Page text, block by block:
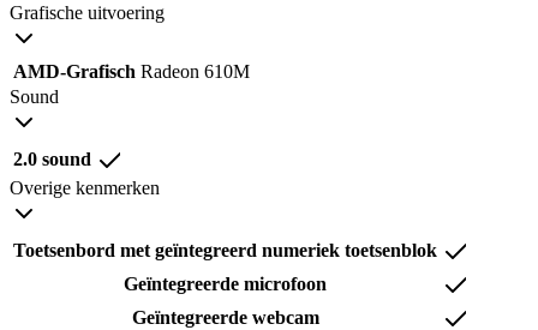
Grafische uitvoering
AMD-Grafisch Radeon 610M
Sound
2.0 sound
Overige kenmerken
Toetsenbord met geïntegreerd numeriek toetsenblok
Geïntegreerde microfoon
Geïntegreerde webcam